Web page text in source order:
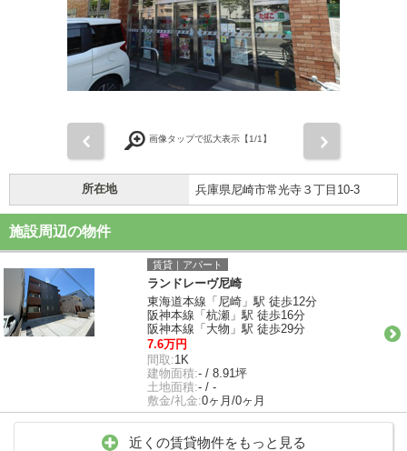
画像タップで拡大表示【1/1】
所在地 兵庫県尼崎市常光寺３丁目10-3
施設周辺の物件
賃貸｜アパート
ランドレーヴ尼崎
東海道本線「尼崎」駅 徒歩12分
阪神本線「杭瀬」駅 徒歩16分
阪神本線「大物」駅 徒歩29分
7.6万円
間取:1K
建物面積:- / 8.91坪
土地面積:- / -
敷金/礼金:0ヶ月/0ヶ月
近くの賃貸物件をもっと見る